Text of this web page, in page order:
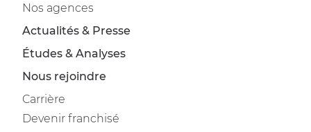
Nos agences
Actualités & Presse
Études & Analyses
Nous rejoindre
Carrière
Devenir franchisé